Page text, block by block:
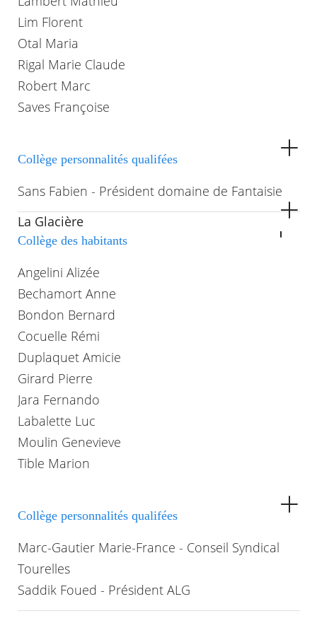
Lim Florent
Otal Maria
Rigal Marie Claude
Robert Marc
Saves Françoise
Collège personnalités qualifées
Sans Fabien - Président domaine de Fantaisie
La Glacière
Collège des habitants
Angelini Alizée
Bechamort Anne
Bondon Bernard
Cocuelle Rémi
Duplaquet Amicie
Girard Pierre
Jara Fernando
Labalette Luc
Moulin Genevieve
Tible Marion
Collège personnalités qualifées
Marc-Gautier Marie-France - Conseil Syndical
Tourelles
Saddik Foued - Président ALG